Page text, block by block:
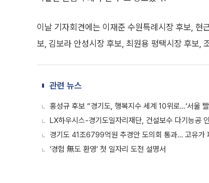
이날 기자회견에는 이재준 수원특례시장 후보, 현
보, 김보라 안성시장 후보, 최원용 평택시장 후보,
관련 뉴스
홍성규 후보 “경기도, 행복지수 세계 10위로…‘서울
LX하우시스-경기도일자리재단, 건설보수 다기능공
경기도 41조6799억원 추경안 도의회 통과… 고유가
‘경험 無도 환영’ 첫 일자리 도전 설명서